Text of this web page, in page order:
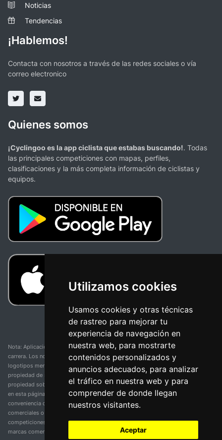
Utilizamos cookies
Usamos cookies y otras técnicas
de rastreo para mejorar tu
experiencia de navegación en
nuestra web, para mostrarte
contenidos personalizados y
anuncios adecuados, para analizar
el tráfico en nuestra web y para
comprender de donde llegan
nuestros visitantes.
Aceptar
Noticias
Tendencias
¡Hablemos!
Contacta con nosotros a través de las redes sociales o vía
correo electronico
Quienes somos
¡Cyclingoo es la app ciclista que estabas buscando!. Todas
las principales competiciones con mapas, perfiles,
clasificaciones y la más completa información de ciclistas y
equipos.
Nota: Aplicación y web no oficial y no relacionada con ninguna organización o
carrera. Los nombres de equipos, competiciones, marcas comerciales y
logotipos mencionados en esta página de resultados de ciclismo son
propiedad de sus respectivos dueños. No tenemos afiliación, patrocinio ni
propiedad sobre estas marcas comerciales. Toda la información proporcionada
en esta página se presenta únicamente con fines informativos y para la
conveniencia de nuestros usuarios. Cualquier uso de nombres, marcas
comerciales o logotipos tiene el único propósito de identificar equipos y
competiciones y no implica asociación o respaldo. Todos los derechos de las
marcas comerciales mencionadas aquí pertenecen a sus propietarios legítimos.